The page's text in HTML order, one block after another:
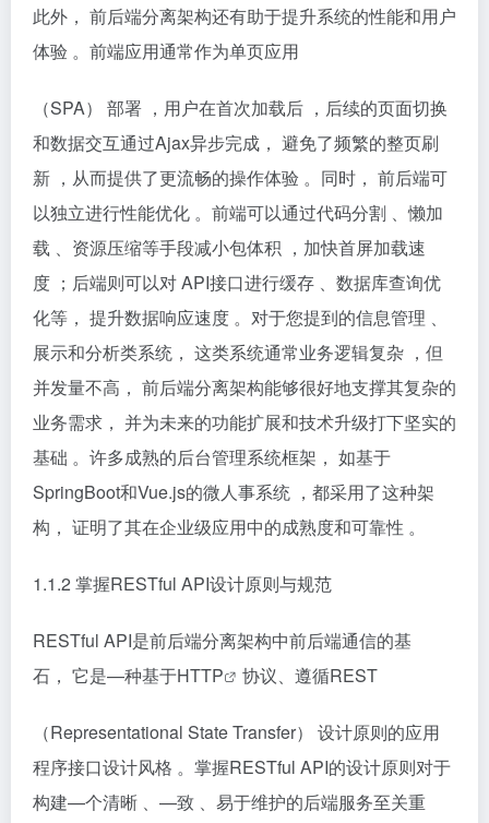
此外， 前后端分离架构还有助于提升系统的性能和用户
体验 。前端应用通常作为单页应用
（SPA） 部署 ，用户在首次加载后 ，后续的页面切换
和数据交互通过Ajax异步完成， 避免了频繁的整页刷
新 ，从而提供了更流畅的操作体验 。同时， 前后端可
以独立进行性能优化 。前端可以通过代码分割 、懒加
载 、资源压缩等手段减小包体积 ，加快首屏加载速
度 ；后端则可以对 API接口进行缓存 、数据库查询优
化等， 提升数据响应速度 。对于您提到的信息管理 、
展示和分析类系统， 这类系统通常业务逻辑复杂 ，但
并发量不高， 前后端分离架构能够很好地支撑其复杂的
业务需求， 并为未来的功能扩展和技术升级打下坚实的
基础 。许多成熟的后台管理系统框架， 如基于
SpringBoot和Vue.js的微人事系统 ，都采用了这种架
构， 证明了其在企业级应用中的成熟度和可靠性 。
1.1.2 掌握RESTful API设计原则与规范
RESTful API是前后端分离架构中前后端通信的基
石， 它是—种基于HTTP 协议、遵循REST
（Representational State Transfer） 设计原则的应用
程序接口设计风格 。掌握RESTful API的设计原则对于
构建—个清晰 、—致 、易于维护的后端服务至关重